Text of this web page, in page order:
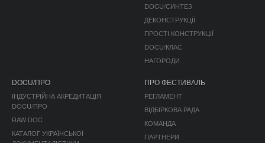
DOCU/СИНТЕЗ
ДЕКОНСТРУКЦІЇ
ПРОСТІ КОНСТРУКЦІЇ
DOCU/КЛАС
НАГОРОДИ
DOCU/ПРО
ІНДУСТРІЙНА АКРЕДИТАЦІЯ
DOCU/ПРО
RAW DOC
КАТАЛОГ УКРАЇНСЬКОЇ
ПРО ФЕСТИВАЛЬ
РЕГЛАМЕНТ
ВІДБІРКОВА РАДА
КОМАНДА
ПАРТНЕРИ